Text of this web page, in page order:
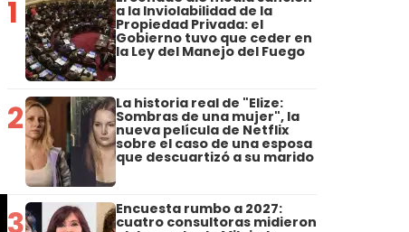
1 a la Inviolabilidad de la
Propiedad Privada: el
Gobierno tuvo que ceder en
la Ley del Manejo del Fuego
2 La historia real de "Elize:
Sombras de una mujer", la
nueva película de Netflix
sobre el caso de una esposa
que descuartizó a su marido
3 Encuesta rumbo a 2027:
cuatro consultoras midieron